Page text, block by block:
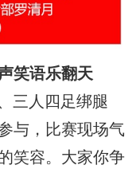
笑语乐翻天
三人四足绑腿
与，比赛现场气
笑容。大家你争